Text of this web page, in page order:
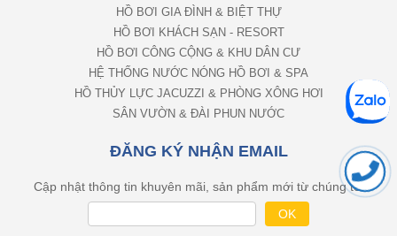
HỒ BƠI GIA ĐÌNH & BIỆT THỰ
HỒ BƠI KHÁCH SẠN - RESORT
HỒ BƠI CÔNG CỘNG & KHU DÂN CƯ
HỆ THỐNG NƯỚC NÓNG HỒ BƠI & SPA
HỒ THỦY LỰC JACUZZI & PHÒNG XÔNG HƠI
SÂN VƯỜN & ĐÀI PHUN NƯỚC
ĐĂNG KÝ NHẬN EMAIL
Cập nhật thông tin khuyên mãi, sản phẩm mới từ chúng tôi